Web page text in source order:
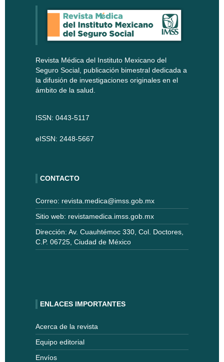
Revista Médica del Instituto Mexicano del
Seguro Social, publicación bimestral dedicada a
la difusión de investigaciones originales en el
ámbito de la salud.
ISSN: 0443-5117
eISSN: 2448-5667
CONTACTO
Correo: revista.medica@imss.gob.mx
Sitio web: revistamedica.imss.gob.mx
Dirección: Av. Cuauhtémoc 330, Col. Doctores,
C.P. 06725, Ciudad de México
ENLACES IMPORTANTES
Acerca de la revista
Equipo editorial
Envíos